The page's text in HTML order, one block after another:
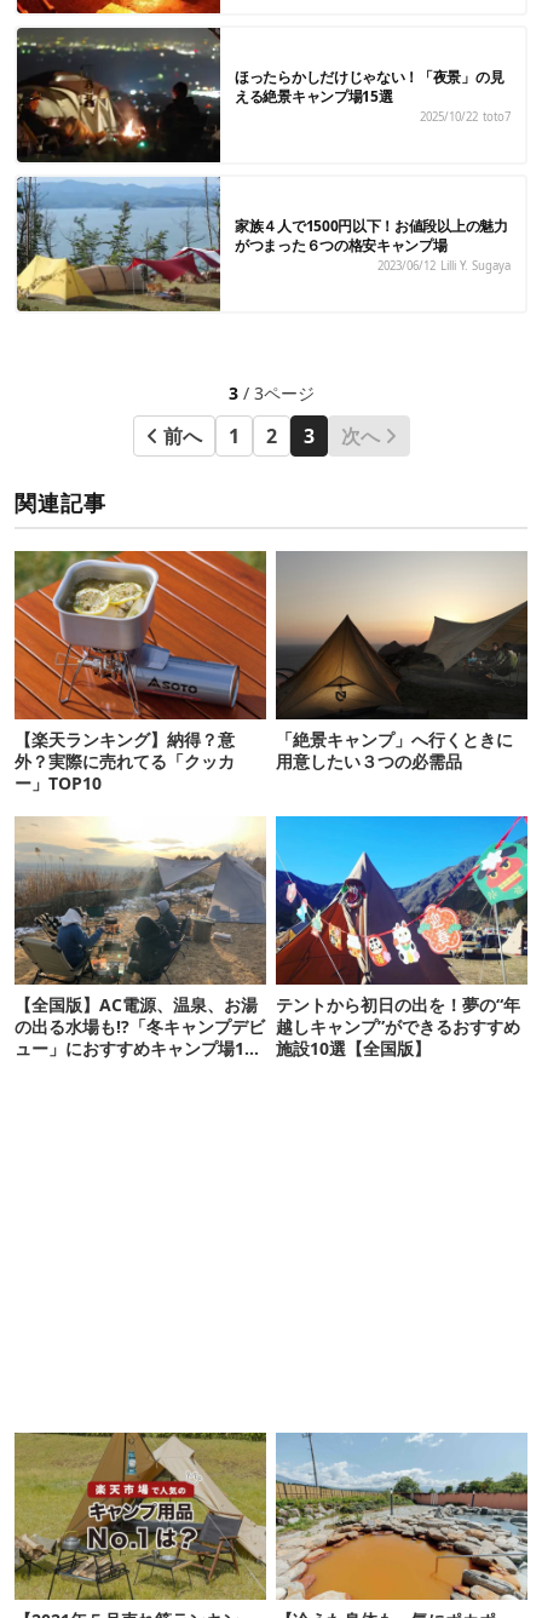
ほったらかしだけじゃない！「夜景」の見
える絶景キャンプ場15選
2025/10/22 toto7
家族４人で1500円以下！お値段以上の魅力
がつまった６つの格安キャンプ場
2023/06/12 Lilli Y. Sugaya
3/ 3ページ
前へ 1 2 3 次へ
関連記事
【楽天ランキング】納得？意
外？実際に売れてる「クッカ
ー」TOP10
「絶景キャンプ」へ行くときに
用意したい３つの必需品
【全国版】AC電源、温泉、お湯
の出る水場も!?「冬キャンプデビ
ュー」におすすめキャンプ場10
テントから初日の出を！夢の“年
越しキャンプ”ができるおすすめ
施設10選【全国版】